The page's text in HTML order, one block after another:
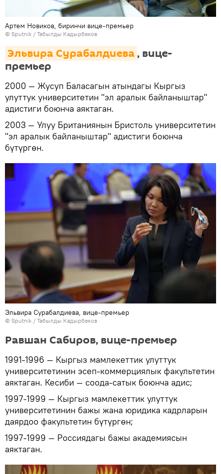
Артем Новиков, биринчи вице-премьер
© Sputnik / Табылды Кадырбеков
Эльвира Сурабалдиева, вице-
премьер
2000 — Жусуп Баласагын атындагы Кыргыз
улуттук университетин "эл аралык байланыштар"
адистиги боюнча аяктаган.
2003 — Улуу Британиянын Бристоль университетин
"эл аралык байланыштар" адистиги боюнча
бүтүргөн.
Эльвира Сурабалдиева, вице-премьер
© Sputnik / Табылды Кадырбеков
Равшан Сабиров, вице-премьер
1991-1996 — Кыргыз мамлекеттик улуттук
университетинин эсеп-коммерциялык факультетин
аяктаган. Кесиби — соода-сатык боюнча адис;
1997-1999 — Кыргыз мамлекеттик улуттук
университетинин бажы жана юридика кадрларын
даярдоо факультетин бүтүргөн;
1997-1999 — Россиядагы бажы академиясын
аяктаган.